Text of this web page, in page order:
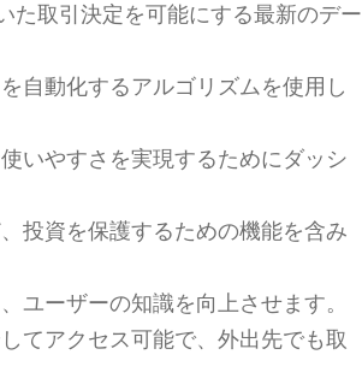
た取引決定を可能にする最新のデー
自動化するアルゴリズムを使用し
いやすさを実現するためにダッシ
投資を保護するための機能を含み
ユーザーの知識を向上させます。
てアクセス可能で、外出先でも取